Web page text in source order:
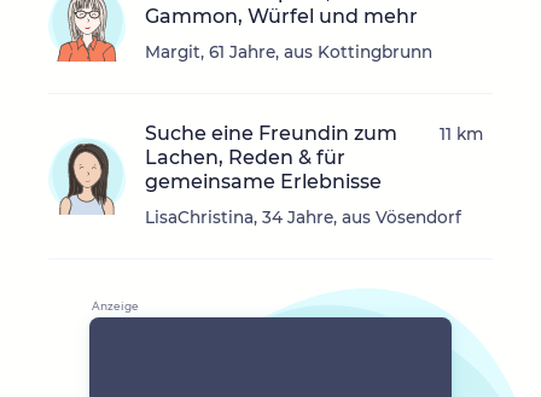
Gammon, Würfel und mehr
Margit, 61 Jahre, aus Kottingbrunn
Suche eine Freundin zum
Lachen, Reden & für
gemeinsame Erlebnisse
LisaChristina, 34 Jahre, aus Vösendorf
11 km